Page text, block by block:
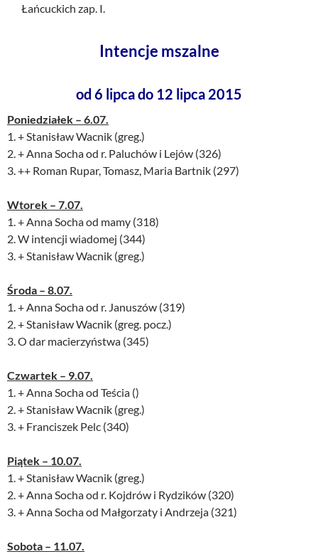
Łańcuckich zap. I.
Intencje mszalne
od 6 lipca do 12 lipca 2015
Poniedziałek – 6.07.
1. + Stanisław Wacnik (greg.)
2. + Anna Socha od r. Paluchów i Lejów (326)
3. ++ Roman Rupar, Tomasz, Maria Bartnik (297)
Wtorek – 7.07.
1. + Anna Socha od mamy (318)
2. W intencji wiadomej (344)
3. + Stanisław Wacnik (greg.)
Środa – 8.07.
1. + Anna Socha od r. Januszów (319)
2. + Stanisław Wacnik (greg. pocz.)
3. O dar macierzyństwa (345)
Czwartek – 9.07.
1. + Anna Socha od Teścia ()
2. + Stanisław Wacnik (greg.)
3. + Franciszek Pelc (340)
Piątek – 10.07.
1. + Stanisław Wacnik (greg.)
2. + Anna Socha od r. Kojdrów i Rydzików (320)
3. + Anna Socha od Małgorzaty i Andrzeja (321)
Sobota – 11.07.